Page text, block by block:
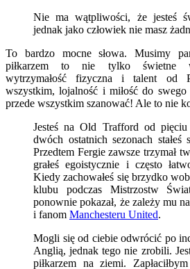
Nie ma wątpliwości, że jesteś
jednak jako człowiek nie masz
To bardzo mocne słowa. Musimy
piłkarzem to nie tylko świetne
wytrzymałość fizyczna i talent od
wszystkim, lojalność i miłość do
przede wszystkim szanować! Ale to nie
Jesteś na Old Trafford od
dwóch ostatnich sezonach
Przedtem Fergie zawsze trzymał
grałeś egoistycznie i często
Kiedy zachowałeś się brzydko
klubu podczas Mistrzostw
ponownie pokazał, że zależy mu
i fanom Manchesteru United.
Mogli się od ciebie odwrócić po
Anglią, jednak tego nie zrobili.
piłkarzem na ziemi.